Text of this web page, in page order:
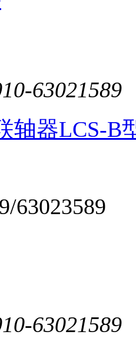
63021589
轴器LCS-B
63023589
63021589